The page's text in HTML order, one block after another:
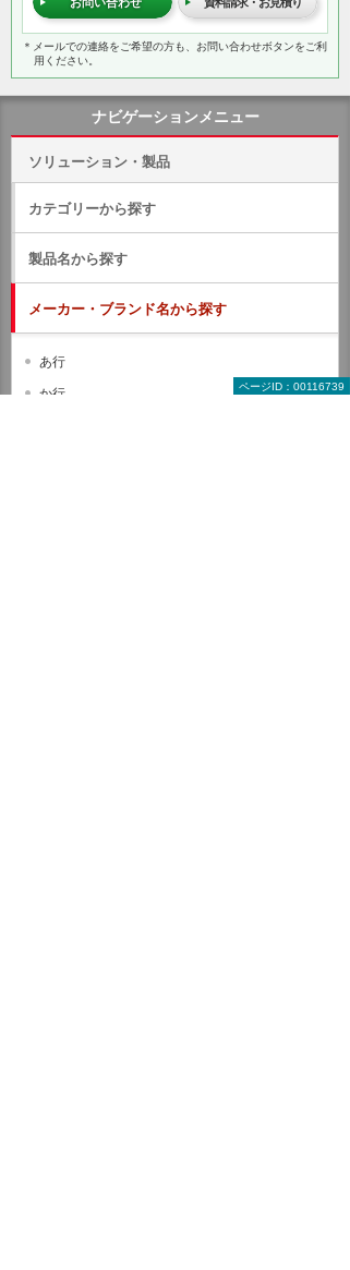
＊メールでの連絡をご希望の方も、お問い合わせボタンをご利
用ください。
ページID：00116739
ナビゲーションメニュー
ソリューション・製品
カテゴリーから探す
製品名から探す
メーカー・ブランド名から探す
あ行
か行